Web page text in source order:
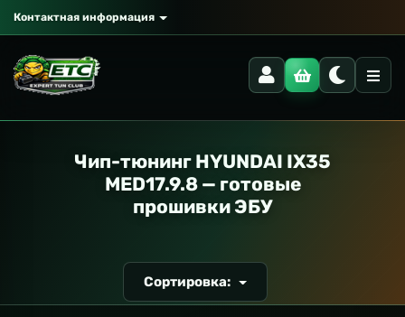
Контактная информация
Чип-тюнинг HYUNDAI IX35
MED17.9.8 — готовые
прошивки ЭБУ
Сортировка: